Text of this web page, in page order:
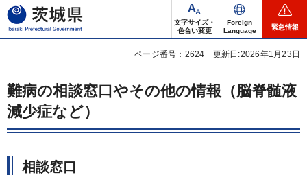
茨城県
文字サイズ・
色合い変更
Foreign
Language
緊急情報
ページ番号：2624 更新日:2026年1月23日
難病の相談窓口やその他の情報（脳脊髄液
減少症など）
相談窓口